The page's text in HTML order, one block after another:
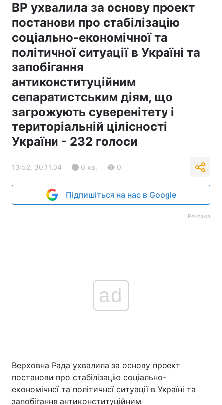
ВР ухвалила за основу проект
постанови про стабілізацію
соціально-економічної та
політичної ситуації в Україні та
запобігання
антиконституційним
сепаратистським діям, що
загрожують суверенітету і
територіальній цілісності
України - 232 голоси
13:52, 30.11.04 0 хв. 0
Підпишіться на нас в Google
Реклама
ad
Верховна Рада ухвалила за основу проект
постанови про стабілізацію соціально-
економічної та політичної ситуації в Україні та
запобігання антиконституційним